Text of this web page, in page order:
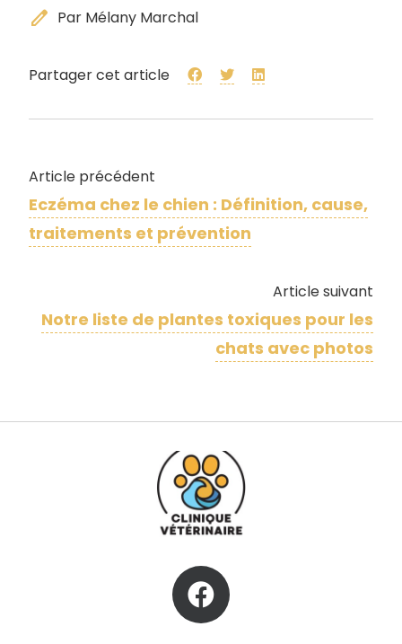
edit Par Mélany Marchal
Partager cet article
Article précédent
Eczéma chez le chien : Définition, cause,
traitements et prévention
Article suivant
Notre liste de ​plantes toxiques pour les
chats avec photos